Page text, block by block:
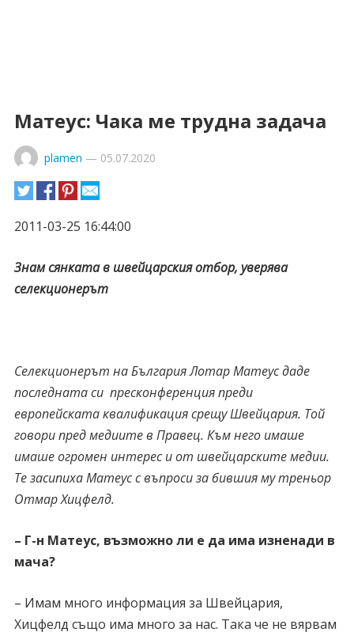
Матеус: Чака ме трудна задача
plamen — 05.07.2020
2011-03-25 16:44:00
Знам сянката в швейцарския отбор, уверява
селекционерът
Селекционерът на България Лотар Матеус даде
последната си пресконференция преди
европейската квалификация срещу Швейцария. Той
говори пред медиите в Правец. Към него имаше
имаше огромен интерес и от швейцарските медии.
Те засипиха Матеус с въпроси за бившия му треньор
Отмар Хицфелд.
– Г-н Матеус, възможно ли е да има изненади в
мача?
– Имам много информация за Швейцария,
Хицфелд също има много за нас. Така че не вярвам